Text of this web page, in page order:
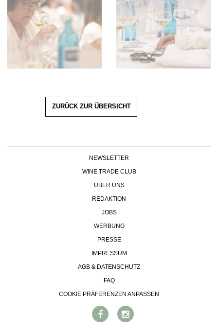
ZURÜCK ZUR ÜBERSICHT
NEWSLETTER
WINE TRADE CLUB
ÜBER UNS
REDAKTION
JOBS
WERBUNG
PRESSE
IMPRESSUM
AGB & DATENSCHUTZ
FAQ
COOKIE PRÄFERENZEN ANPASSEN